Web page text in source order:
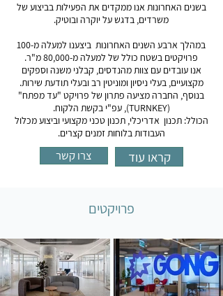
בשנים האחרונות אנו ממקדים את הפעילות בביצוע של
משרדים, בדגש על יוקרה ובוטיק.
במהלך ארבע השנים האחרונות ביצענו למעלה מ-100
פרויקטים בשטח כולל של למעלה מ-80,000 מ"ר.
אנו עובדים עם צוות מהנדסים, קבלני משנה וספקים
מקצועיים, בעלי ניסיון ומוניטין רב ובעלי תודעת שירות.
בנוסף, החברה מציעה פתרון של פרויקט "עד מפתח"
(TURNKEY), עפ"י בקשת הלקוח.
הכולל: תכנון אדריכלי, תכנון טכני מקצועי וביצוע מכלול
העבודות בלוחות זמנים קצרים.​
צרו קשר קראו עוד
פרויקטים